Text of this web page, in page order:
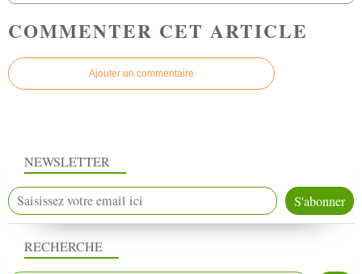
COMMENTER CET ARTICLE
Ajouter un commentaire
NEWSLETTER
RECHERCHE